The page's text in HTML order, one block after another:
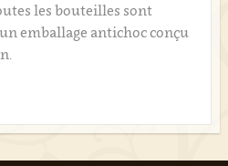
les bouteilles sont
emballage antichoc conçu